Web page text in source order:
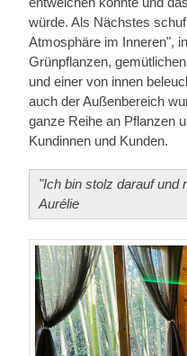
würde. Als Nächstes
Atmosphäre im Inneren",
Grünpflanzen,
und einer von innen
auch der Außenbereich
ganze Reihe an Pflanzen
Kundinnen und Kunden.
"Ich bin stolz darauf und
Aurélie